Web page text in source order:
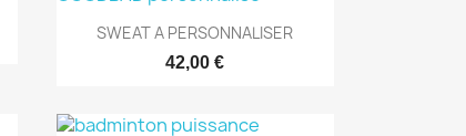
Aperçu rapide
SWEAT A PERSONNALISER
42,00 €